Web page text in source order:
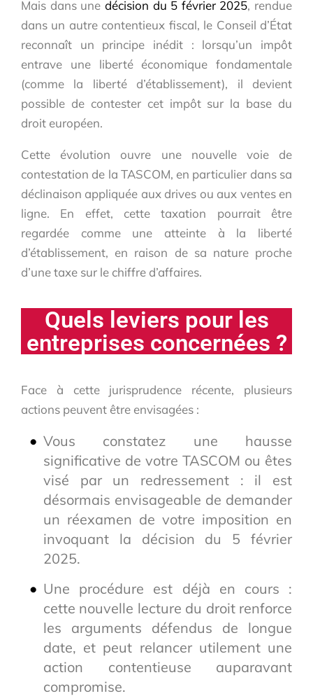
Mais dans une décision du 5 février 2025, rendue
dans un autre contentieux fiscal, le Conseil d’État
reconnaît un principe inédit : lorsqu’un impôt
entrave une liberté économique fondamentale
(comme la liberté d’établissement), il devient
possible de contester cet impôt sur la base du
droit européen.
Cette évolution ouvre une nouvelle voie de
contestation de la TASCOM, en particulier dans sa
déclinaison appliquée aux drives ou aux ventes en
ligne. En effet, cette taxation pourrait être
regardée comme une atteinte à la liberté
d’établissement, en raison de sa nature proche
d’une taxe sur le chiffre d’affaires.
Quels leviers pour les
entreprises concernées ?
Face à cette jurisprudence récente, plusieurs
actions peuvent être envisagées :
Vous constatez une hausse
significative de votre TASCOM ou êtes
visé par un redressement : il est
désormais envisageable de demander
un réexamen de votre imposition en
invoquant la décision du 5 février
2025.
Une procédure est déjà en cours :
cette nouvelle lecture du droit renforce
les arguments défendus de longue
date, et peut relancer utilement une
action contentieuse auparavant
compromise.